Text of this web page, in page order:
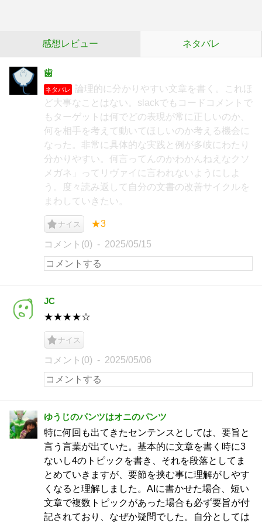
感想レビュー ネタバレ
歯
ネタバレ
論理的に分かりやすい文章を書く。これほ
ど大事なことはない。slackでもコードコメントで
もターゲットは何でどの表現が常に正しいのか、
何を相手を考えて動いてほしいのか考える機会に
なった。非常に具体的な実践と例が多岐にわたり
分かりやすい。何言ってんのかわかんねえなクソ
メガネ」ってリヴァイに言われないようにしよ
う。度々読み返して自分の文書の改善サイクルを
まわしていきたい。
ナイス ★3
コメント(0) 2025/05/15
JC
★★★★☆
ナイス
コメント(0) 2025/05/06
ゆうじのパンツはオニのパンツ
特に何回も出てきたセンテンスとしては、要旨と
言う言葉が出ていた。基本的に文章を書く時に3
ないし4のトピックを書き、それを段落としてま
とめていきますが、要節を挟む事に理解がしやす
くなると理解しました。AIに書かせた場合、短い
文章で複数トピックがあった場合も必ず要旨が付
記されており、なぜか疑問でした。自分としては